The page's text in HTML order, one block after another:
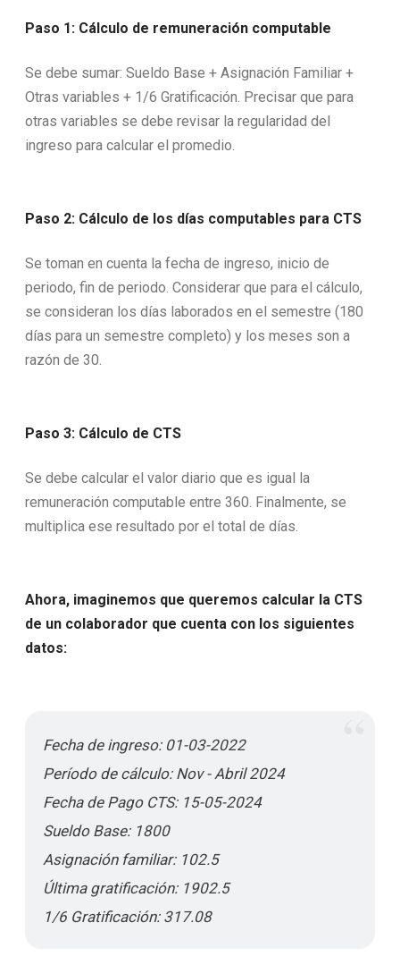
Paso 1: Cálculo de remuneración computable
Se debe sumar: Sueldo Base + Asignación Familiar +
Otras variables + 1/6 Gratificación. Precisar que para
otras variables se debe revisar la regularidad del
ingreso para calcular el promedio.
Paso 2: Cálculo de los días computables para CTS
Se toman en cuenta la fecha de ingreso, inicio de
periodo, fin de periodo. Considerar que para el cálculo,
se consideran los días laborados en el semestre (180
días para un semestre completo) y los meses son a
razón de 30.
Paso 3: Cálculo de CTS
Se debe calcular el valor diario que es igual la
remuneración computable entre 360. Finalmente, se
multiplica ese resultado por el total de días.
Ahora, imaginemos que queremos calcular la CTS
de un colaborador que cuenta con los siguientes
datos:
Fecha de ingreso: 01-03-2022
Período de cálculo: Nov - Abril 2024
Fecha de Pago CTS: 15-05-2024
Sueldo Base: 1800
Asignación familiar: 102.5
Última gratificación: 1902.5
1/6 Gratificación: 317.08